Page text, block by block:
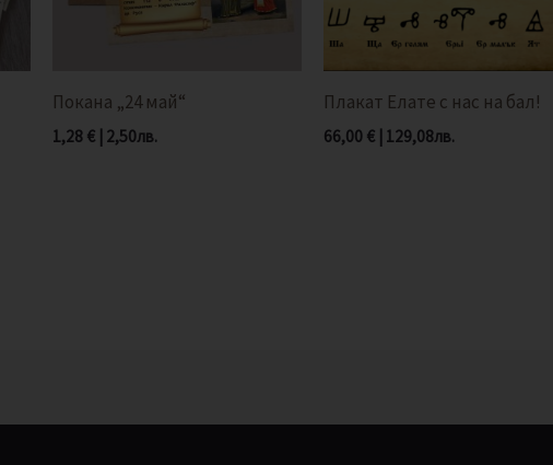
Покана „24 май“
1,28 €| 2,50лв.
Плакат Елате с нас на бал!
66,00 € 129,08лв.